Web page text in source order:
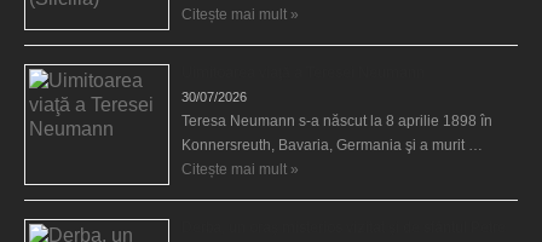
Citește mai mult »
30/07/2026
Teresa Neumann s-a născut la 8 aprilie 1898 în
Konnersreuth, Bavaria, Germania şi a murit …
Citește mai mult »